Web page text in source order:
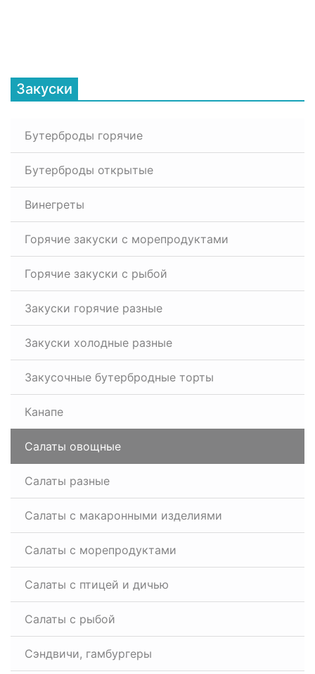
Закуски
Бутерброды горячие
Бутерброды открытые
Винегреты
Горячие закуски с морепродуктами
Горячие закуски с рыбой
Закуски горячие разные
Закуски холодные разные
Закусочные бутербродные торты
Канапе
Салаты овощные
Салаты разные
Салаты с макаронными изделиями
Салаты с морепродуктами
Салаты с птицей и дичью
Салаты с рыбой
Сэндвичи, гамбургеры